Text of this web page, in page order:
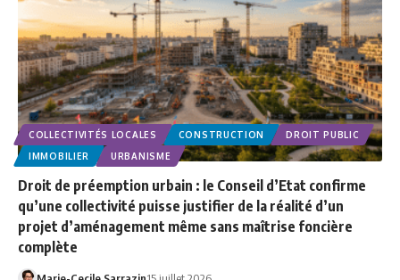
COLLECTIVITÉS LOCALES CONSTRUCTION
DROIT PUBLIC
IMMOBILIER
URBANISME
Droit de préemption urbain : le Conseil d’Etat confirme
qu’une collectivité puisse justifier de la réalité d’un
projet d’aménagement même sans maîtrise foncière
complète